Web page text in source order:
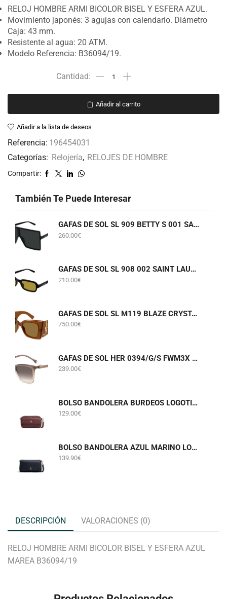
RELOJ HOMBRE ARMI BICOLOR BISEL Y ESFERA AZUL.
Movimiento japonés: 3 agujas con calendario. Diámetro
Caja: 43 mm.
Resistente al agua: 20 ATM.
Modelo Referencia: B36094/19.
Añadir al carrito
Añadir a la lista de deseos
Referencia: 196454031
Categorías: Relojería, RELOJES DE HOMBRE
Compartir:
También Te Puede Interesar
GAFAS DE SOL SL 909 BETTY S 001 SAINT LAURENT
260.00€
GAFAS DE SOL SL 908 002 SAINT LAURENT
210.00€
GAFAS DE SOL SL M119 BLAZE CRYSTAL 002 SAINT LAURENT
750.00€
GAFAS DE SOL HER 0394/G/S FWM3X CAROLINA HERRERA
239.00€
BOLSO BANDOLERA BURDEOS LOGOTIPADO TOMMY HILFIGER AWA0W18922
129.00€
BOLSO BANDOLERA AZUL MARINO LOGOTIPADO TOMMY HILFIGER AW0AW18997
139.90€
DESCRIPCIÓN VALORACIONES (0)
RELOJ HOMBRE ARMI BICOLOR BISEL Y ESFERA AZUL
MAREA B36094/19